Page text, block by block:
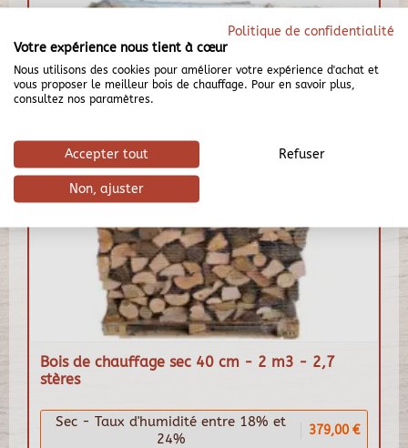
Bois de chauffage sec 40 cm - 2 m3 - 2,7
stères
Sec - Taux d'humidité entre 18% et
24%
379,00 €
Politique de confidentialité
Votre expérience nous tient à cœur
Nous utilisons des cookies pour améliorer votre expérience d'achat et
vous proposer le meilleur bois de chauffage. Pour en savoir plus,
consultez nos paramètres.
Accepter tout Refuser
Non, ajuster